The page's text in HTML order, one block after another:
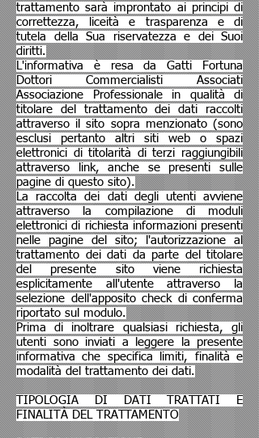
trattamento sarà improntato ai principi di
correttezza, liceità e trasparenza e di
tutela della Sua riservatezza e dei Suoi
diritti.
L'informativa è resa da Gatti Fortuna
Dottori Commercialisti Associati
Associazione Professionale in qualità di
titolare del trattamento dei dati raccolti
attraverso il sito sopra menzionato (sono
esclusi pertanto altri siti web o spazi
elettronici di titolarità di terzi raggiungibili
attraverso link, anche se presenti sulle
pagine di questo sito).
La raccolta dei dati degli utenti avviene
attraverso la compilazione di moduli
elettronici di richiesta informazioni presenti
nelle pagine del sito; l'autorizzazione al
trattamento dei dati da parte del titolare
del presente sito viene richiesta
esplicitamente all'utente attraverso la
selezione dell'apposito check di conferma
riportato sul modulo.
Prima di inoltrare qualsiasi richiesta, gli
utenti sono inviati a leggere la presente
informativa che specifica limiti, finalità e
modalità del trattamento dei dati.
TIPOLOGIA DI DATI TRATTATI E
FINALITÀ DEL TRATTAMENTO